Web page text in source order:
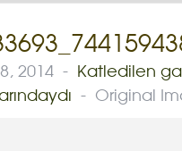
2014 -
Katledilen
- Original